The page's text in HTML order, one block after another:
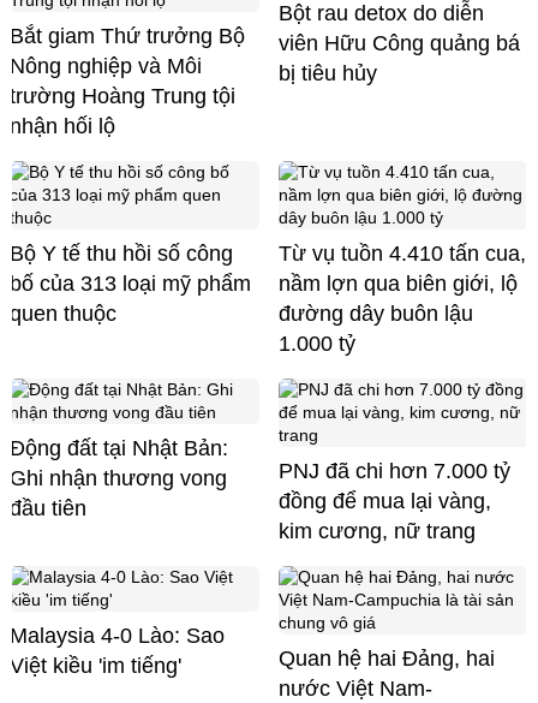
Bắt giam Thứ trưởng Bộ
Nông nghiệp và Môi
trường Hoàng Trung tội
nhận hối lộ
Bột rau detox do diễn
viên Hữu Công quảng bá
bị tiêu hủy
Bộ Y tế thu hồi số công
bố của 313 loại mỹ phẩm
quen thuộc
Từ vụ tuồn 4.410 tấn cua,
nầm lợn qua biên giới, lộ
đường dây buôn lậu
1.000 tỷ
Động đất tại Nhật Bản:
Ghi nhận thương vong
đầu tiên
PNJ đã chi hơn 7.000 tỷ
đồng để mua lại vàng,
kim cương, nữ trang
Malaysia 4-0 Lào: Sao
Việt kiều 'im tiếng'
Quan hệ hai Đảng, hai
nước Việt Nam-